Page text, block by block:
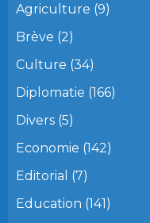
Agriculture (9)
Brève (2)
Culture (34)
Diplomatie (166)
Divers (5)
Economie (142)
Editorial (7)
Education (141)